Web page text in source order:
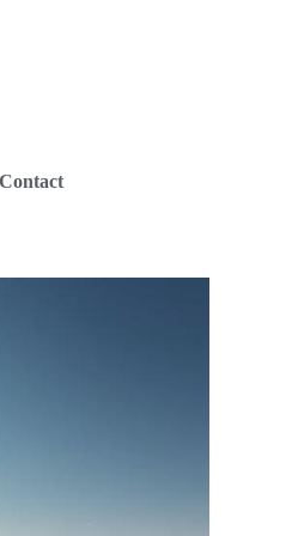
Contact